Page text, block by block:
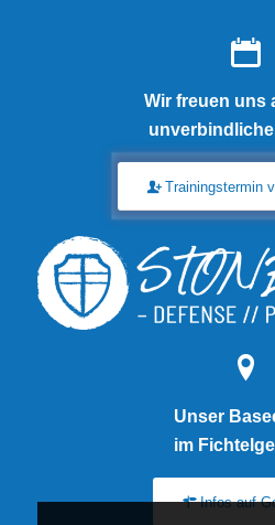
Wir freuen uns
Trainingstermin
Unser
im
Infos auf